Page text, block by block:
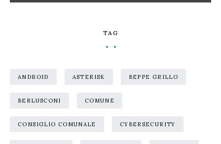
TAG
ANDROID ASTERISK BEPPE GRILLO
BERLUSCONI COMUNE
CONSIGLIO COMUNALE CYBERSECURITY